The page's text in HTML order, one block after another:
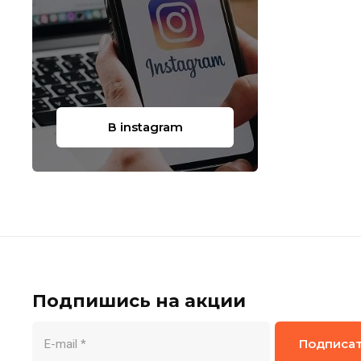
В instagram
Подпишись на акции